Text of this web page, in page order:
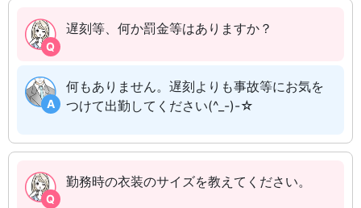
Q
遅刻等、何か罰金等はありますか？
A
何もありません。遅刻よりも事故等にお気を
つけて出勤してください(^_-)-☆
Q
勤務時の衣装のサイズを教えてください。